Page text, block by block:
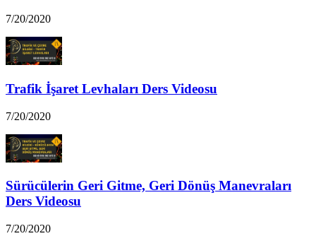
7/20/2020
Trafik İşaret Levhaları Ders Videosu
7/20/2020
Sürücülerin Geri Gitme, Geri Dönüş Manevraları
Ders Videosu
7/20/2020